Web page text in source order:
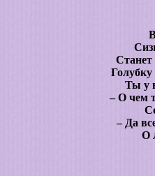
Станет
Ты у
– О чем
– Да
О